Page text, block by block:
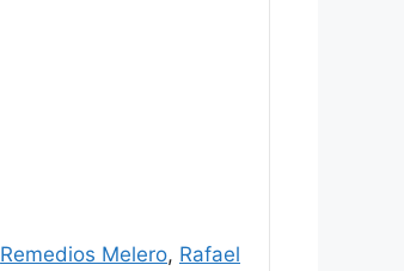
Remedios Melero, Rafael